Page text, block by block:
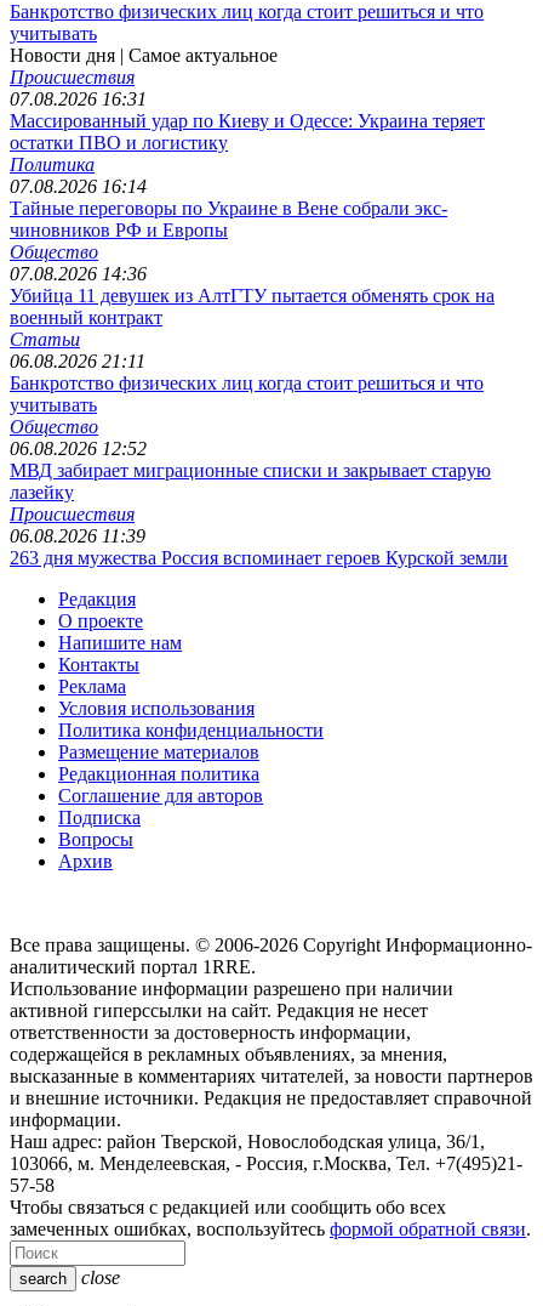
Банкротство физических лиц когда стоит решиться и что
учитывать
Новости дня | Самое актуальное
Происшествия
07.08.2026 16:31
Массированный удар по Киеву и Одессе: Украина теряет
остатки ПВО и логистику
Политика
07.08.2026 16:14
Тайные переговоры по Украине в Вене собрали экс-
чиновников РФ и Европы
Общество
07.08.2026 14:36
Убийца 11 девушек из АлтГТУ пытается обменять срок на
военный контракт
Статьи
06.08.2026 21:11
Банкротство физических лиц когда стоит решиться и что
учитывать
Общество
06.08.2026 12:52
МВД забирает миграционные списки и закрывает старую
лазейку
Происшествия
06.08.2026 11:39
263 дня мужества Россия вспоминает героев Курской земли
Редакция
О проекте
Напишите нам
Контакты
Реклама
Условия использования
Политика конфиденциальности
Размещение материалов
Редакционная политика
Соглашение для авторов
Подписка
Вопросы
Архив
Все права защищены. © 2006-2026 CopyrightИнформационно-
аналитический портал 1RRE.
Использование информации разрешено при наличии
активной гиперссылки на сайт. Редакция не несет
ответственности за достоверность информации,
содержащейся в рекламных объявлениях, за мнения,
высказанные в комментариях читателей, за новости партнеров
и внешние источники. Редакция не предоставляет справочной
информации.
Наш адрес: район Тверской, Новослободская улица, 36/1,
103066, м. Менделеевская, - Россия, г.Москва, Тел. +7(495)21-
57-58
Чтобы связаться с редакцией или сообщить обо всех
замеченных ошибках, воспользуйтесь формой обратной связи.
search close